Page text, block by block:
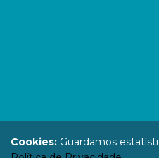
Cookies: Guardamos